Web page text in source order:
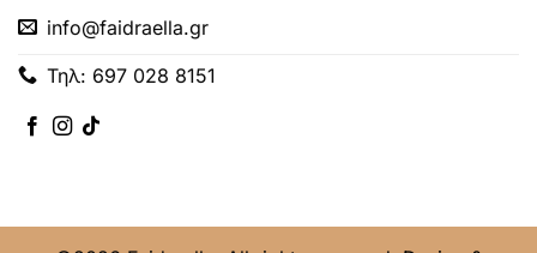
info@faidraella.gr
Τηλ: 697 028 8151